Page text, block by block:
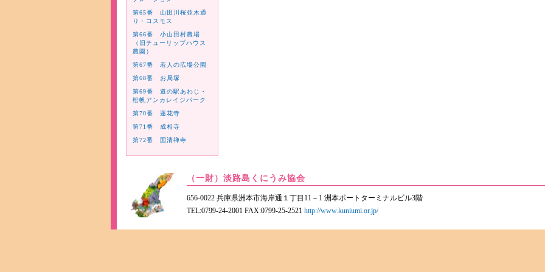
第65番 山田川桜並木通
り・コスモス
第66番 小山田村農場
（旧チューリップハウス
農園）
第67番 若人の広場公園
第68番 お局塚
第69番 道の駅あわじ・
松帆アンカレイジパーク
第70番 蓮花寺
第71番 成相寺
第72番 国清禅寺
（一財）淡路島くにうみ協会
656-0022 兵庫県洲本市海岸通１丁目11－1 洲本ポートターミナルビル3階
TEL:0799-24-2001 FAX:0799-25-2521 http://www.kuniumi.or.jp/